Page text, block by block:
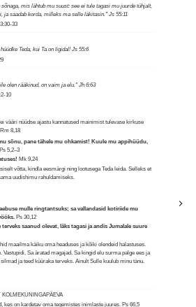
mis lähtub mu suust: see ei tule tagasi mu juurde tühjalt,
ja saadab korda, milleks ma selle läkitasin." Js 55:11
33
Teda, kui Ta on ligidal! Js 55:6
olen rääkinud, on vaim ja elu." Jh 6:63
10
vääri nüüdse ajastu kannatused mainimist tulevase kirkuse
Rm 8,18
sõnu, pane tähele mu ohkamist! Kuule mu appihüüdu,
Ps 5,2–3
Mk 9,24
võtta, kindla eesmärgi ning lootusega Teda leida. Selleks et
uudishimu rahuldamiseks.
mulle ringtantsuks; sa vallandasid kotiriide mu
Ps 30,12
terveks saanud olevat, läks tagasi ja andis Jumalale suure
maailma käiku oma headuses ja kõiki olendeid halastuses.
Vastupidi, Sa äratad magajad. Sa kingid elu surma palge ees ja
ja teed küüraka terveks. Ainult Sulle kuulub minu tänu.
kes on kardetav oma tegemistes inimlaste juures. Ps 66,5